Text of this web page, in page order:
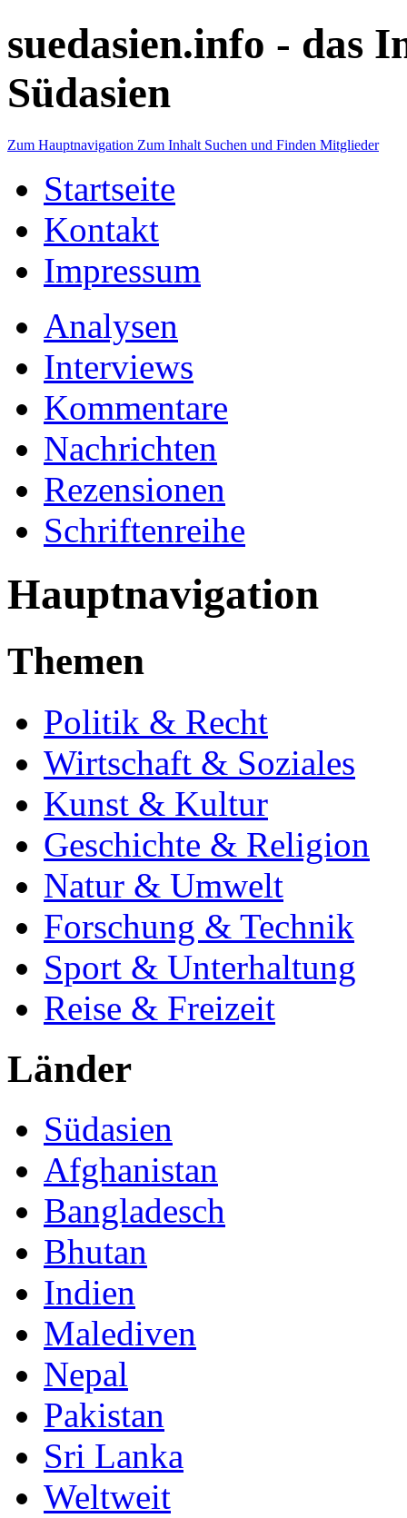
suedasien.info - das
Südasien
Zum Hauptnavigation Zum Inhalt Suchen und Finden Mitglieder
Startseite
Kontakt
Impressum
Analysen
Interviews
Kommentare
Nachrichten
Rezensionen
Schriftenreihe
Hauptnavigation
Themen
Politik & Recht
Wirtschaft & Soziales
Kunst & Kultur
Geschichte & Religion
Natur & Umwelt
Forschung & Technik
Sport & Unterhaltung
Reise & Freizeit
Länder
Südasien
Afghanistan
Bangladesch
Bhutan
Indien
Malediven
Nepal
Pakistan
Sri Lanka
Weltweit